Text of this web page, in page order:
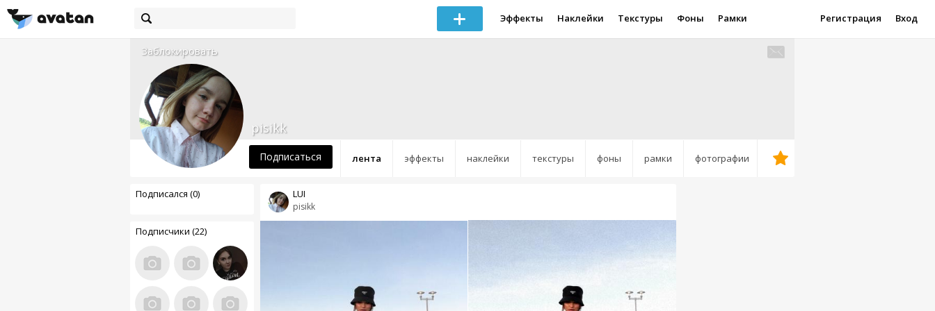
Эффекты Наклейки Текстуры Фоны Рамки Регистрация Вход
Заблокировать
лента эффекты наклейки текстуры фоны рамки фотографии
pisikk
Подписаться
Подписался (0)
Подписчики (22)
pisikk
LUI